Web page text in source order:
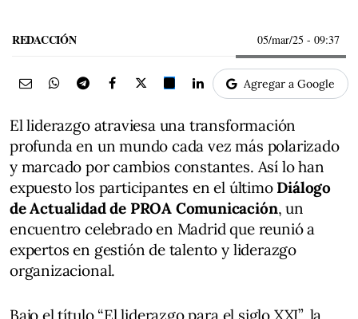
REDACCIÓN 05/mar/25 - 09:37
Agregar a Google
El liderazgo atraviesa una transformación
profunda en un mundo cada vez más polarizado
y marcado por cambios constantes. Así lo han
expuesto los participantes en el último Diálogo
de Actualidad de PROA Comunicación, un
encuentro celebrado en Madrid que reunió a
expertos en gestión de talento y liderazgo
organizacional.
Bajo el título “El liderazgo para el siglo XXI”, la